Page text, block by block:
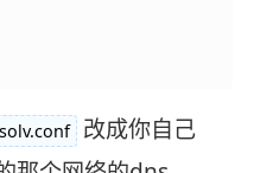
改成你自己